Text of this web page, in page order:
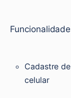
Cadastre
celular